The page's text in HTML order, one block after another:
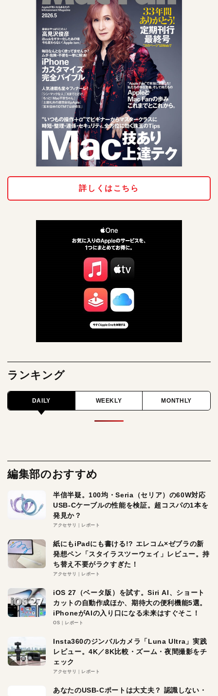
詳しくはこちら
ランキング
DAILY WEEKLY MONTHLY
編集部のおすすめ
半信半疑。100均・Seria（セリア）の60W対応
USB-Cケーブルの性能を検証。超コスパの1本を
発見か？
アクセサリ レポート
紙にもiPadにも書ける!? エレコム×ゼブラの新
発想ペン「スタイラスツーウェイ」レビュー。持
ち替え不要がラクすぎた！
アクセサリ レポート
iOS 27（ベータ版）を試す。Siri AI、ショート
カットの自動作成ほか、期待大の便利機能5選。
iPhoneがAIの入り口になる未来はすぐそこ！
OS レポート
Insta360のジンバルカメラ「Luna Ultra」実践
レビュー。4K／8K比較・ズーム・夜間撮影をチ
ェック
アクセサリ レポート
あなたのUSB-Cポートは大丈夫？ 認識しない・